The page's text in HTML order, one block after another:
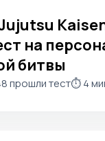
на
битвы
прошли тест⏱️ 4